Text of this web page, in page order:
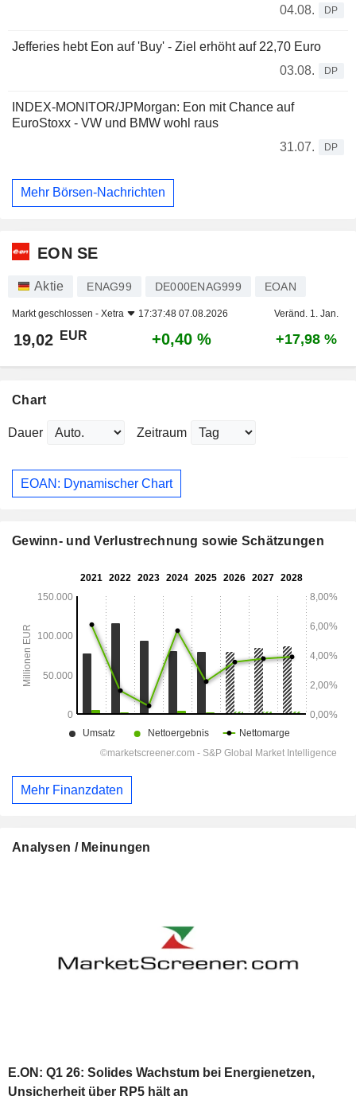
04.08. DP
Jefferies hebt Eon auf 'Buy' - Ziel erhöht auf 22,70 Euro
03.08.
DP
INDEX-MONITOR/JPMorgan: Eon mit Chance auf
EuroStoxx - VW und BMW wohl raus
31.07.
DP
Mehr Börsen-Nachrichten
EON SE
Aktie ENAG99 DE000ENAG999 EOAN
Markt geschlossen - Xetra 17:37:48 07.08.2026 Veränd. 1. Jan.
19,02 EUR +0,40 % +17,98 %
Chart
Dauer Zeitraum
EOAN: Dynamischer Chart
Gewinn- und Verlustrechnung sowie Schätzungen
Mehr Finanzdaten
Analysen / Meinungen
E.ON: Q1 26: Solides Wachstum bei Energienetzen,
Unsicherheit über RP5 hält an